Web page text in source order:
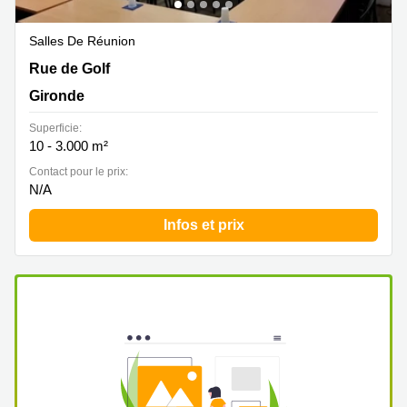
Salles De Réunion
3 Rue de Golf , Gironde
Rue de Golf
Gironde
Superficie:
10 - 3.000 m²
Contact pour le prix:
N/A
Infos et prix